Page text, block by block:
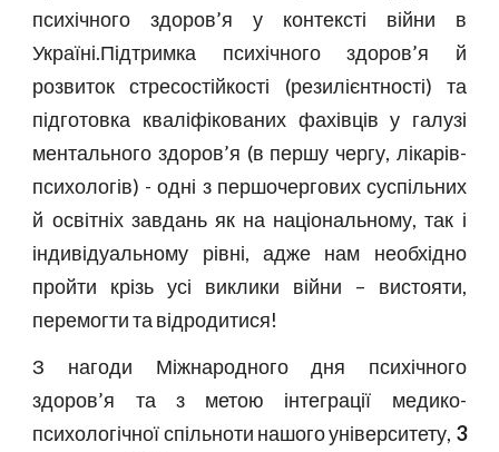
психічного здоров’я у контексті війни в
Україні.Підтримка психічного здоров’я й
розвиток стресостійкості (резилієнтності) та
підготовка кваліфікованих фахівців у галузі
ментального здоров’я (в першу чергу, лікарів-
психологів) - одні з першочергових суспільних
й освітніх завдань як на національному, так і
індивідуальному рівні, адже нам необхідно
пройти крізь усі виклики війни – вистояти,
перемогти та відродитися!
З нагоди Міжнародного дня психічного
здоров’я та з метою інтеграції медико-
психологічної спільноти нашого університету, 3